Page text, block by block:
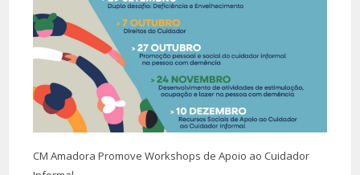
CM Amadora Promove Workshops de Apoio ao Cuidador